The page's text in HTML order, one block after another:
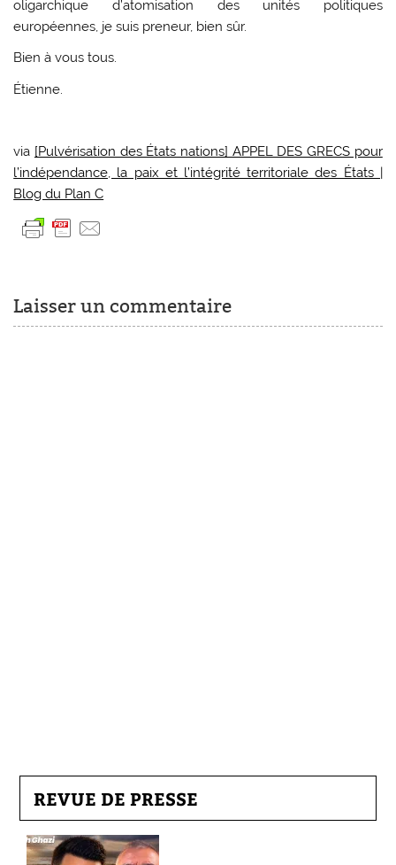
oligarchique d’atomisation des unités politiques
européennes, je suis preneur, bien sûr.
Bien à vous tous.
Étienne.
via [Pulvérisation des États nations] APPEL DES GRECS pour
l’indépendance, la paix et l’intégrité territoriale des États |
Blog du Plan C
Laisser un commentaire
REVUE DE PRESSE